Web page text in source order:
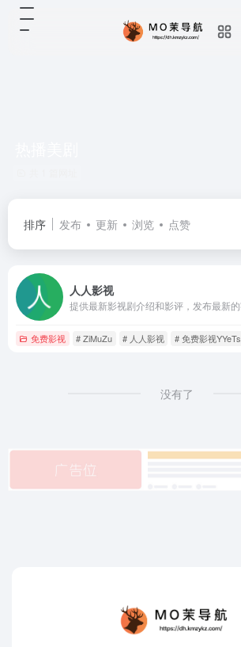
排序 发布 更新 浏览 点赞
人人影视
免费影视 # ZiMuZu # 人人影视 # 免费影视YYeTs
没有了